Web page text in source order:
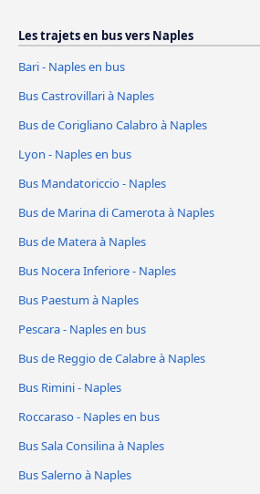
Les trajets en bus vers Naples
Bari - Naples en bus
Bus Castrovillari à Naples
Bus de Corigliano Calabro à Naples
Lyon - Naples en bus
Bus Mandatoriccio - Naples
Bus de Marina di Camerota à Naples
Bus de Matera à Naples
Bus Nocera Inferiore - Naples
Bus Paestum à Naples
Pescara - Naples en bus
Bus de Reggio de Calabre à Naples
Bus Rimini - Naples
Roccaraso - Naples en bus
Bus Sala Consilina à Naples
Bus Salerno à Naples